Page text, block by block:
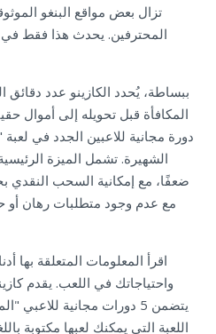
تزال بعض مواقع البنغو
المحترفين. يحدث هذا فقط في
ببساطة، يُحدد الكازينو عدد
المكافأة قبل تحويله إلى أموال
مع عدم وجود متطلبات رهان أو
اقرأ المعلومات المتعلقة بها
واحتياجاتك في اللعب. يقدم
يتضمن 5 دورات مجانية
اللعبة التي يمكنك لعبها مكتوبة